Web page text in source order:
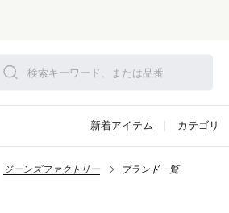
新着アイテム カテゴリ
ジーンズファクトリー ブランド一覧